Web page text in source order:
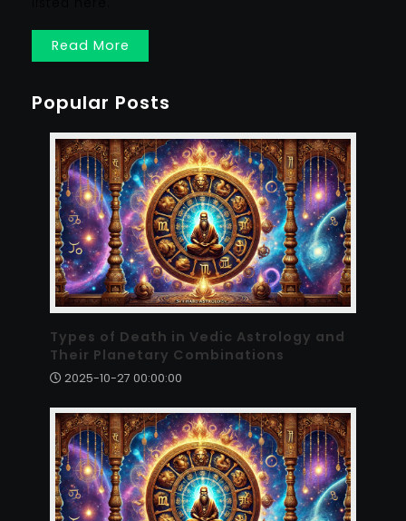
Read More
Popular Posts
Types of Death in Vedic Astrology and
Their Planetary Combinations
2025-10-27 00:00:00